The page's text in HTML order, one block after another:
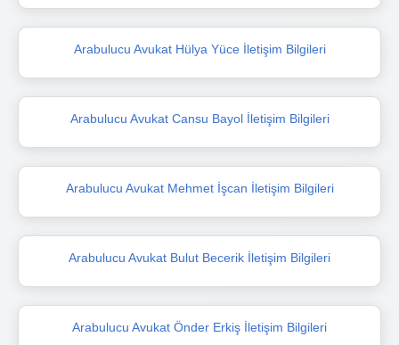
Arabulucu Avukat Hülya Yüce İletişim Bilgileri
Arabulucu Avukat Cansu Bayol İletişim Bilgileri
Arabulucu Avukat Mehmet İşcan İletişim Bilgileri
Arabulucu Avukat Bulut Becerik İletişim Bilgileri
Arabulucu Avukat Önder Erkiş İletişim Bilgileri